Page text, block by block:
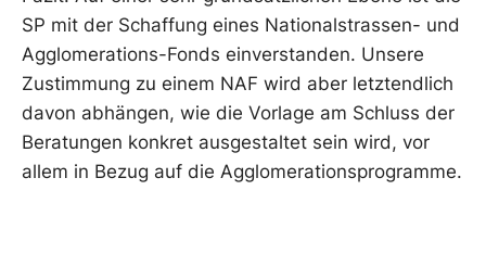
SP mit der Schaffung eines Nationalstrassen- und
Agglomerations-Fonds einverstanden. Unsere
Zustimmung zu einem NAF wird aber letztendlich
davon abhängen, wie die Vorlage am Schluss der
Beratungen konkret ausgestaltet sein wird, vor
allem in Bezug auf die Agglomerationsprogramme.